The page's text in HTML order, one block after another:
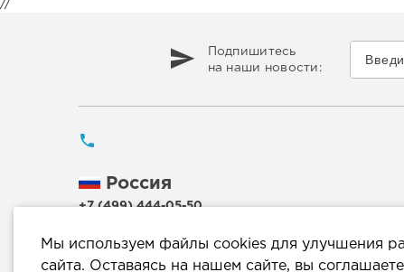
//
Подпишитесь
на наши новости:
Россия
+7 (499) 444-05-50
+375 (17) 336 50 54
+375 (29) 199 00 44
Мы используем файлы cookies для улучшения
сайта. Оставаясь на нашем сайте, вы